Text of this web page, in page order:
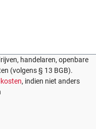
handelaren, openbare
(volgens § 13 BGB).
, indien niet anders